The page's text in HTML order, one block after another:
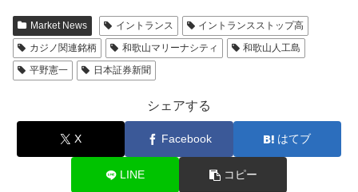
Market News イントランス
イントランスストップ高
カジノ関連銘柄
和歌山マリーナシティ
和歌山人工島
平野憲一
日本証券新聞
シェアする
X Facebook はてブ
LINE コピー